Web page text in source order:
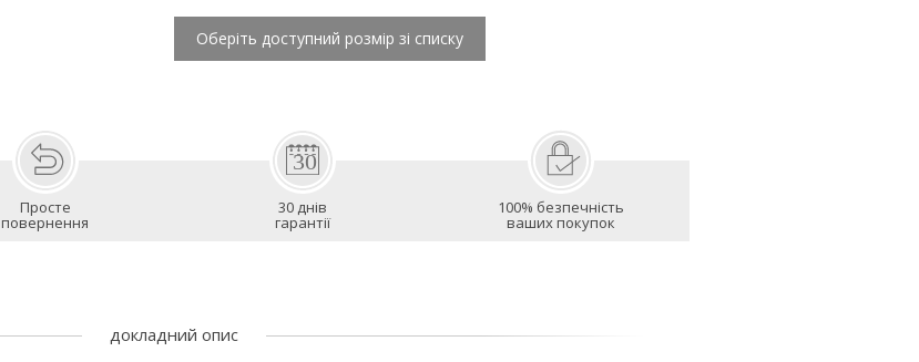
Оберіть доступний розмір зі списку
Просте
повернення
30 днів
гарантії
100% безпечність
ваших покупок
докладний опис